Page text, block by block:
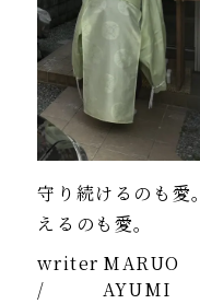
守り続けるのも愛
えるのも愛。
writer
/
MARUO
AYUMI